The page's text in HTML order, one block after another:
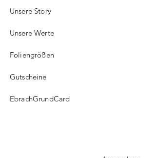
Unsere Story
Unsere Werte
Foliengrößen
Gutscheine
EbrachGrundCard